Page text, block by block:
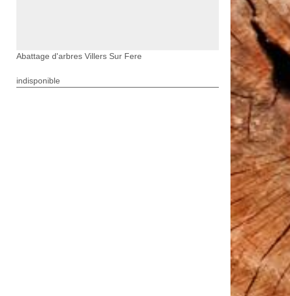
Abattage d'arbres Villers Sur Fere
indisponible